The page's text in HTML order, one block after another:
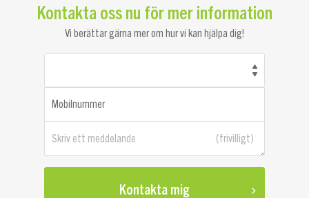
Kontakta oss nu för mer information
Vi berättar gärna mer om hur vi kan hjälpa dig!
Mobilnummer
Skriv ett meddelande
Kontakta mig